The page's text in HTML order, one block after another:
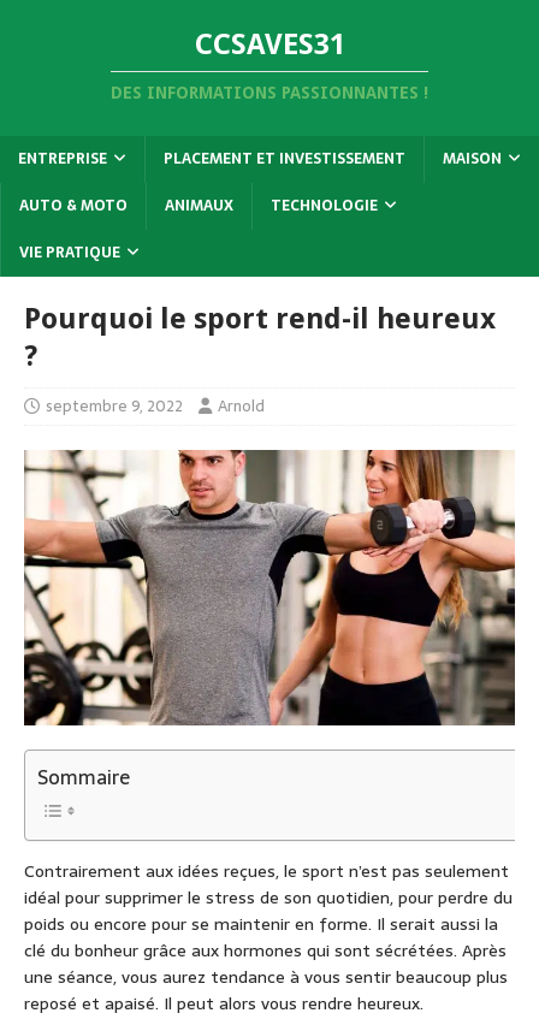
CCSAVES31
DES INFORMATIONS PASSIONNANTES !
ENTREPRISE PLACEMENT ET INVESTISSEMENT
MAISON
AUTO & MOTO
ANIMAUX
TECHNOLOGIE
VIE PRATIQUE
Pourquoi le sport rend-il heureux
?
septembre 9, 2022 Arnold
Sommaire
Contrairement aux idées reçues, le sport n’est pas seulement
idéal pour supprimer le stress de son quotidien, pour perdre du
poids ou encore pour se maintenir en forme. Il serait aussi la
clé du bonheur grâce aux hormones qui sont sécrétées. Après
une séance, vous aurez tendance à vous sentir beaucoup plus
reposé et apaisé. Il peut alors vous rendre heureux.